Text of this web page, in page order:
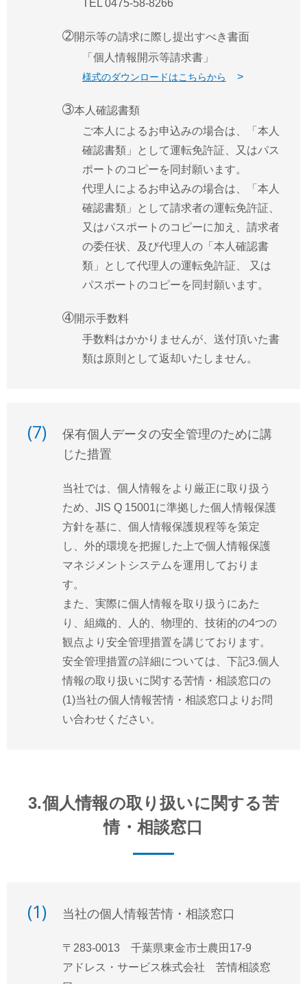
TEL 0475-58-8266
➁開示等の請求に際し提出すべき書面
「個人情報開示等請求書」
様式のダウンロードはこちらから
➂本人確認書類
ご本人によるお申込みの場合は、「本人
確認書類」として運転免許証、又はパス
ポートのコピーを同封願います。
代理人によるお申込みの場合は、「本人
確認書類」として請求者の運転免許証、
又はパスポートのコピーに加え、請求者
の委任状、及び代理人の「本人確認書
類」として代理人の運転免許証、 又は
パスポートのコピーを同封願います。
➃開示手数料
手数料はかかりませんが、送付頂いた書
類は原則として返却いたしません。
(7)
保有個人データの安全管理のために講
じた措置
当社では、個人情報をより厳正に取り扱う
ため、JIS Q 15001に準拠した個人情報保護
方針を基に、個人情報保護規程等を策定
し、外的環境を把握した上で個人情報保護
マネジメントシステムを運用しておりま
す。
また、実際に個人情報を取り扱うにあた
り、組織的、人的、物理的、技術的の4つの
観点より安全管理措置を講じております。
安全管理措置の詳細については、下記3.個人
情報の取り扱いに関する苦情・相談窓口の
(1)当社の個人情報苦情・相談窓口よりお問
い合わせください。
3.個人情報の取り扱いに関する苦
情・相談窓口
(1) 当社の個人情報苦情・相談窓口
〒283-0013 千葉県東金市士農田17-9
アドレス・サービス株式会社 苦情相談窓